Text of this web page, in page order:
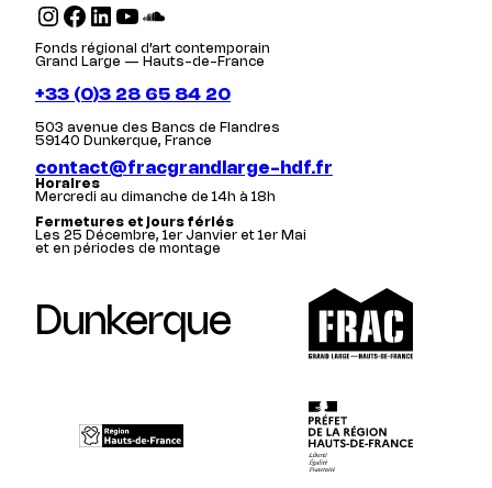
Instagram Facebook LinkedIn YouTube SoundCloud
Fonds régional d’art contemporain
Grand Large — Hauts-de-France
+33 (0)3 28 65 84 20
503 avenue des Bancs de Flandres
59140 Dunkerque, France
contact@fracgrandlarge-hdf.fr
Horaires
Mercredi au dimanche de 14h à 18h
Fermetures et jours fériés
Les 25 Décembre, 1er Janvier et 1er Mai
et en périodes de montage
Dunkerque